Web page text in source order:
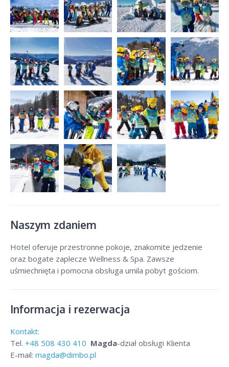
Naszym zdaniem
Hotel oferuje przestronne pokoje, znakomite jedzenie
oraz bogate zaplecze Wellness & Spa. Zawsze
uśmiechnięta i pomocna obsługa umila pobyt gościom.
Informacja i rezerwacja
Kontakt:
Tel. +48 508 430 410 Magda-dział obsługi Klienta
E-mail: magda@dimbo.pl